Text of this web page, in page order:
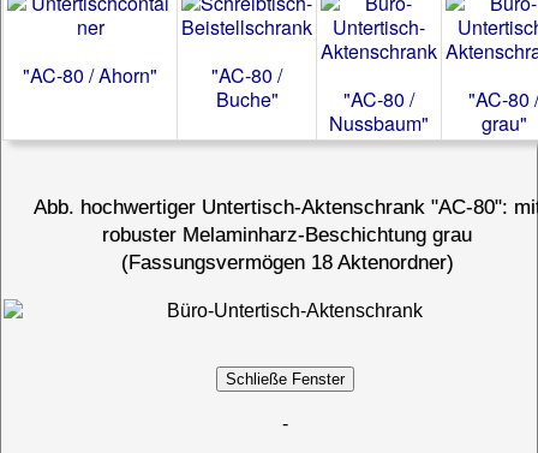
"AC-80 / Ahorn"
"AC-80 /
Buche"
"AC-80 /
Nussbaum"
"AC-80 /
grau"
Abb. hochwertiger Untertisch-Aktenschrank "AC-80":
robuster Melaminharz-Beschichtung grau
(Fassungsvermögen 18 Aktenordner)
-